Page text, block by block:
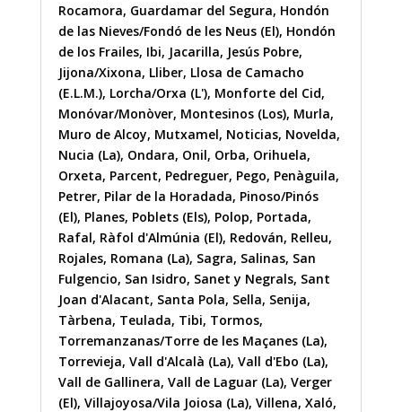
Rocamora, Guardamar del Segura, Hondón
de las Nieves/Fondó de les Neus (El), Hondón
de los Frailes, Ibi, Jacarilla, Jesús Pobre,
Jijona/Xixona, Lliber, Llosa de Camacho
(E.L.M.), Lorcha/Orxa (L'), Monforte del Cid,
Monóvar/Monòver, Montesinos (Los), Murla,
Muro de Alcoy, Mutxamel, Noticias, Novelda,
Nucia (La), Ondara, Onil, Orba, Orihuela,
Orxeta, Parcent, Pedreguer, Pego, Penàguila,
Petrer, Pilar de la Horadada, Pinoso/Pinós
(El), Planes, Poblets (Els), Polop, Portada,
Rafal, Ràfol d'Almúnia (El), Redován, Relleu,
Rojales, Romana (La), Sagra, Salinas, San
Fulgencio, San Isidro, Sanet y Negrals, Sant
Joan d'Alacant, Santa Pola, Sella, Senija,
Tàrbena, Teulada, Tibi, Tormos,
Torremanzanas/Torre de les Maçanes (La),
Torrevieja, Vall d'Alcalà (La), Vall d'Ebo (La),
Vall de Gallinera, Vall de Laguar (La), Verger
(El), Villajoyosa/Vila Joiosa (La), Villena, Xaló,